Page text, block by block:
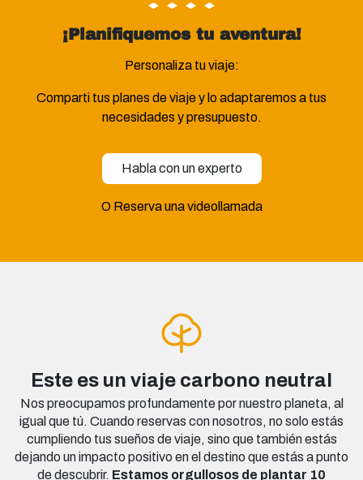
¡Planifiquemos tu aventura!
Personaliza tu viaje:
Comparti tus planes de viaje y lo adaptaremos a tus
necesidades y presupuesto.
Habla con un experto
O Reserva una videollamada
Este es un viaje carbono neutral
Nos preocupamos profundamente por nuestro planeta, al
igual que tú. Cuando reservas con nosotros, no solo estás
cumpliendo tus sueños de viaje, sino que también estás
dejando un impacto positivo en el destino que estás a punto
de descubrir. Estamos orgullosos de plantar 10